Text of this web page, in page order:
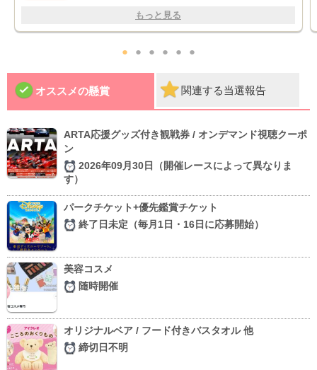
もっと見る
● ● ● ● ● ●
オススメの懸賞 関連する当選報告
ARTA応援グッズ付き観戦券 / オンデマンド視聴クーポ
ン
2026年09月30日（開催レースによって異なりま
す）
パークチケット+優先鑑賞チケット
終了日未定（毎月1日・16日に応募開始）
美容コスメ
随時開催
オリジナルベア / フード付きバスタオル 他
締切日不明